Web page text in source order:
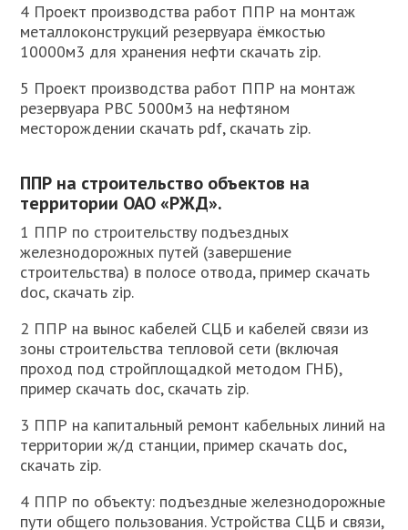
4 Проект производства работ ППР на монтаж
металлоконструкций резервуара ёмкостью
10000м3 для хранения нефти скачать zip.
5 Проект производства работ ППР на монтаж
резервуара РВС 5000м3 на нефтяном
месторождении скачать pdf, скачать zip.
ППР на строительство объектов на
территории ОАО «РЖД».
1 ППР по строительству подъездных
железнодорожных путей (завершение
строительства) в полосе отвода, пример скачать
doc, скачать zip.
2 ППР на вынос кабелей СЦБ и кабелей связи из
зоны строительства тепловой сети (включая
проход под стройплощадкой методом ГНБ),
пример скачать doc, скачать zip.
3 ППР на капитальный ремонт кабельных линий на
территории ж/д станции, пример скачать doc,
скачать zip.
4 ППР по объекту: подъездные железнодорожные
пути общего пользования. Устройства СЦБ и связи,